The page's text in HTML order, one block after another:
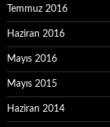
Temmuz 2016
Haziran 2016
Mayıs 2016
Mayıs 2015
Haziran 2014